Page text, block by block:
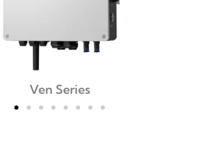
Ven Series